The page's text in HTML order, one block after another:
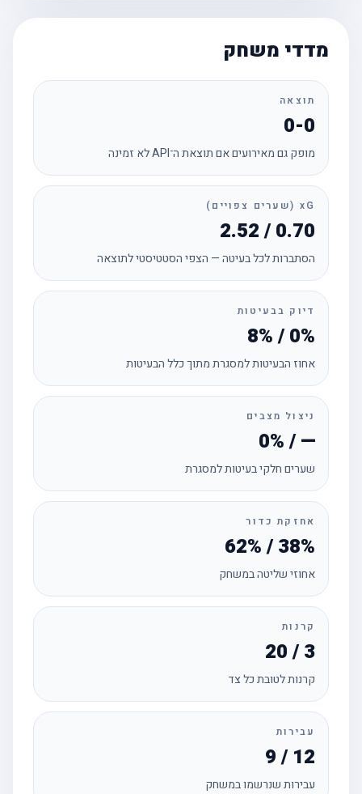
מדדי משחק
תוצאה
0-0
מופק גם מאירועים אם תוצאת ה־API לא זמינה
xG (שערים צפויים)
2.52 / 0.70
הסתברות לכל בעיטה — הצפי הסטטיסטי לתוצאה
דיוק בבעיטות
8% / 0%
אחוז הבעיטות למסגרת מתוך כלל הבעיטות
ניצול מצבים
0% / —
שערים חלקי בעיטות למסגרת
אחזקת כדור
62% / 38%
אחוזי שליטה במשחק
קרנות
20 / 3
קרנות לטובת כל צד
עבירות
9 / 12
עבירות שנרשמו במשחק